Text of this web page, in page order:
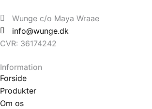
Wunge c/o Maya Wraae
info@wunge.dk
CVR: 36174242
Information
Forside
Produkter
Om os